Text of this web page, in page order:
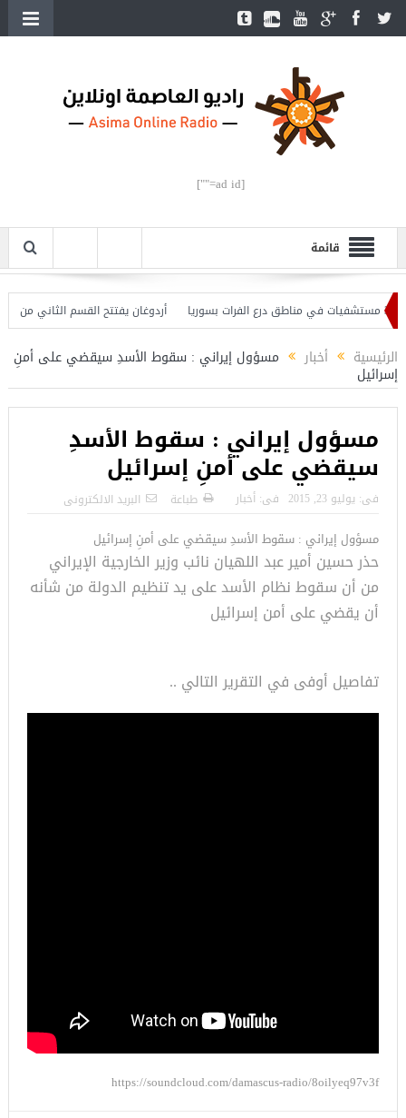
[ad id=""]
قائمة
أردوغان يفتتح القسم الثاني من خط
الرئيسية أخبار مسؤول إيراني : سقوط الأسدِ سيقضي على أمنِ
إسرائيل
مسؤول إيراني : سقوط الأسدِ
سيقضي على أمنِ إسرائيل
فى: يوليو 23, 2015 فى: أخبار طباعة البريد الالكترونى
مسؤول إيراني : سقوط الأسدِ سيقضي على أمنِ إسرائيل
حذر حسين أمير عبد اللهيان نائب وزير الخارجية الإيراني
من أن سقوط نظام الأسد على يد تنظيم الدولة من شأنه
أن يقضي على أمن إسرائيل
تفاصيل أوفى في التقرير التالي ..
https://soundcloud.com/damascus-radio/8oilyeq97v3f